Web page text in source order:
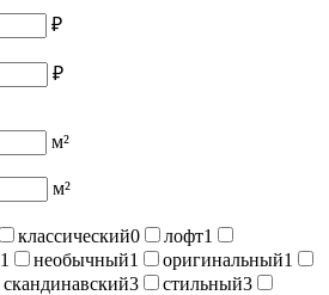
₽
₽
м²
м²
классический0 лофт1
1 необычный1 оригинальный1
скандинавский3 стильный3